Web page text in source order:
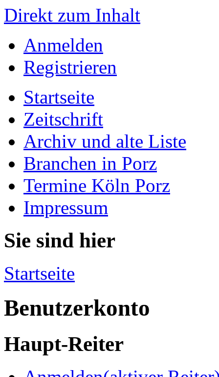
Direkt zum Inhalt
Anmelden
Registrieren
Startseite
Zeitschrift
Archiv und alte Liste
Branchen in Porz
Termine Köln Porz
Impressum
Sie sind hier
Startseite
Benutzerkonto
Haupt-Reiter